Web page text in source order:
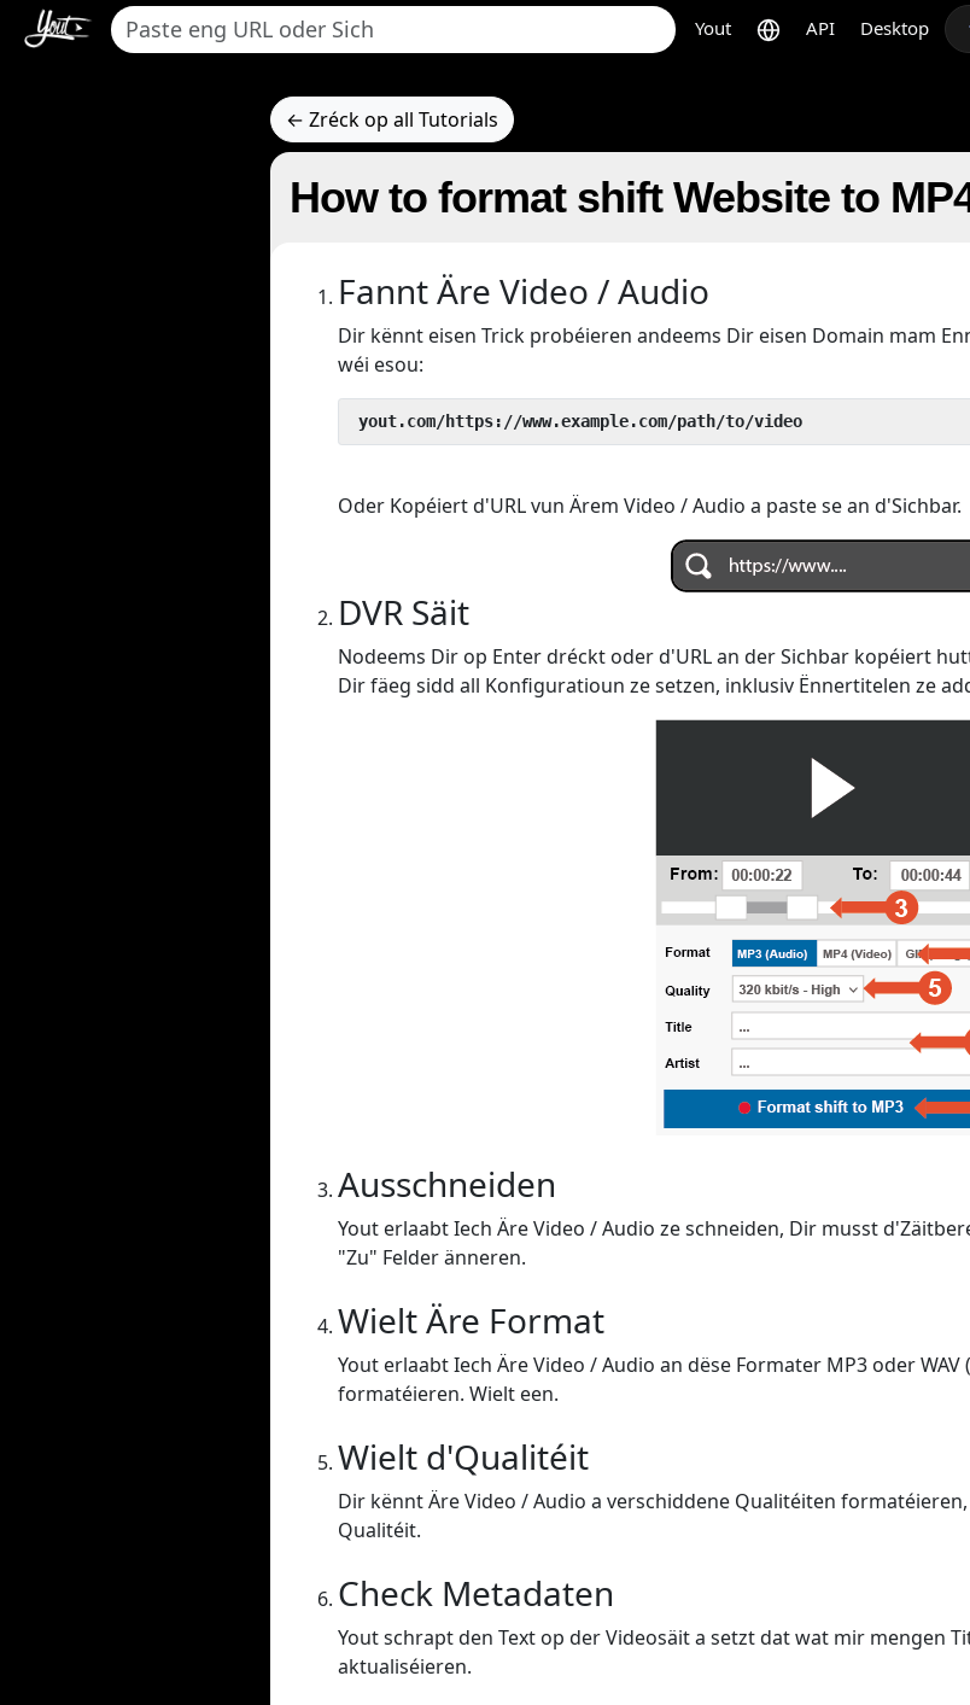
Yout API Desktop
← Zréck op all Tutorials
How to format shift Website to
Fannt Äre Video / Audio
Dir kënnt eisen Trick probéieren andeems Dir eisen Domain mam
wéi esou:
yout.com/https://www.example.com/path/to/video
Oder Kopéiert d'URL vun Ärem Video / Audio a paste se an d'Sichbar.
DVR Säit
Nodeems Dir op Enter dréckt oder d'URL an der Sichbar kopéiert
Dir fäeg sidd all Konfiguratioun ze setzen, inklusiv Ënnertitelen ze
Ausschneiden
Yout erlaabt Iech Äre Video / Audio ze schneiden, Dir musst
"Zu" Felder änneren.
Wielt Äre Format
Yout erlaabt Iech Äre Video / Audio an dëse Formater MP3 oder WAV
formatéieren. Wielt een.
Wielt d'Qualitéit
Dir kënnt Äre Video / Audio a verschiddene Qualitéiten
Qualitéit.
Check Metadaten
Yout schrapt den Text op der Videosäit a setzt dat wat mir mengen
aktualiséieren.